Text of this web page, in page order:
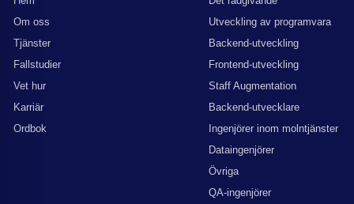
Om oss
Tjänster
Fallstudier
Vet hur
Karriär
Ordbok
Utveckling av programvara
Backend-utveckling
Frontend-utveckling
Staff Augmentation
Backend-utvecklare
Ingenjörer inom molntjänster
Dataingenjörer
Övriga
QA-ingenjörer